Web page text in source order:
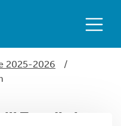
2025-2026
/
Trondheim